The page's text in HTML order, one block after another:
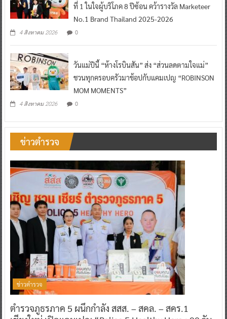
ที่ 1 ในใจผู้บริโภค 8 ปีซ้อน คว้ารางวัล Marketeer
No.1 Brand Thailand 2025-2026
4 สิงหาคม 2026 0
วันแม่ปีนี้ “ห้างโรบินสัน” ส่ง “ส่วนลดตามใจแม่”
ชวนทุกครอบครัวมาช้อปกับแคมเปญ “ROBINSON
MOM MOMENTS”
4 สิงหาคม 2026 0
ข่าวตำรวจ
ข่าวตำรวจ
ตำรวจภูธรภาค 5 ผนึกกำลัง สสส. – สคล. – สคร.1